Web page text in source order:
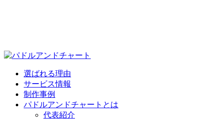
選ばれる理由
サービス情報
制作事例
パドルアンドチャートとは
代表紹介